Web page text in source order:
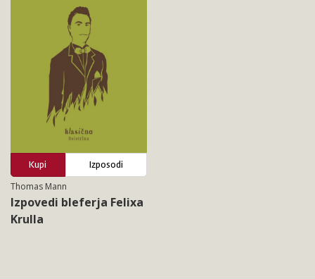
Kupi
Izposodi
Thomas Mann
Izpovedi bleferja Felixa
Krulla